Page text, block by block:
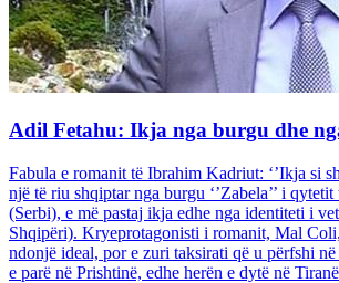
Adil Fetahu: Ikja nga burgu dhe
Fabula e romanit të Ibrahim Kadriut: ‘’Ikja si
një të riu shqiptar nga burgu ‘’Zabela’’ i
(Serbi), e më pastaj ikja edhe nga identiteti i
Shqipëri). Kryeprotagonisti i romanit, Mal
ndonjë ideal, por e zuri taksirati që u përfshi në
e parë në Prishtinë, edhe herën e dytë në